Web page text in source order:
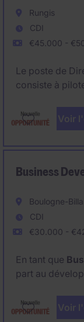
Rungis
CDI
€45.000 -
Le poste de
consiste à
la
Voir
Business
Boulogne-
CDI
€30.000 -
En tant que
part au
Mettez votre
Voir